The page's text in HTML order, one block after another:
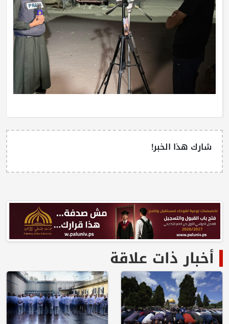
شارك هذا الخبر!
أخبار ذات علاقة